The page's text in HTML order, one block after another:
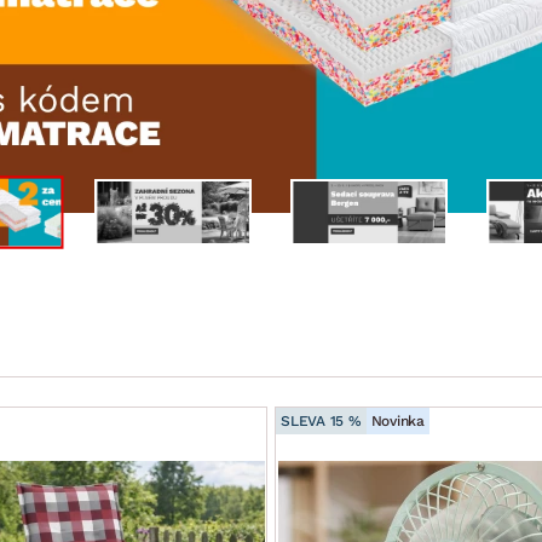
DOMÁCÍ SPOTŘEBIČE ZAHRADNÍ
SLEVA 15 % Novinka